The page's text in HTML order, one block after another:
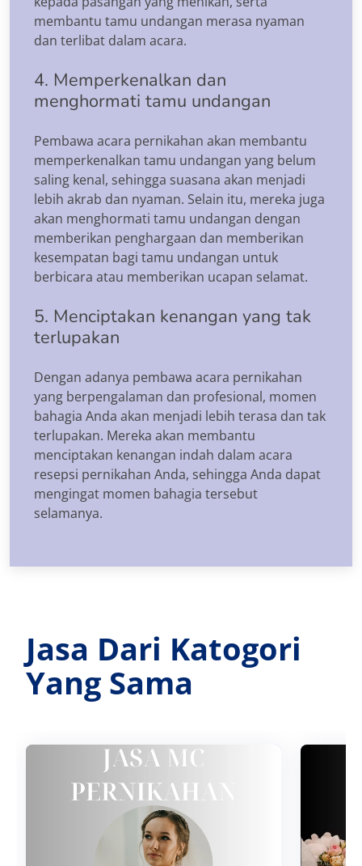
membantu tamu undangan merasa nyaman
dan terlibat dalam acara.
4. Memperkenalkan dan
menghormati tamu undangan
Pembawa acara pernikahan akan membantu
memperkenalkan tamu undangan yang belum
saling kenal, sehingga suasana akan menjadi
lebih akrab dan nyaman. Selain itu, mereka juga
akan menghormati tamu undangan dengan
memberikan penghargaan dan memberikan
kesempatan bagi tamu undangan untuk
berbicara atau memberikan ucapan selamat.
5. Menciptakan kenangan yang tak
terlupakan
Dengan adanya pembawa acara pernikahan
yang berpengalaman dan profesional, momen
bahagia Anda akan menjadi lebih terasa dan tak
terlupakan. Mereka akan membantu
menciptakan kenangan indah dalam acara
resepsi pernikahan Anda, sehingga Anda dapat
mengingat momen bahagia tersebut
selamanya.
Jasa Dari Katogori
Yang Sama